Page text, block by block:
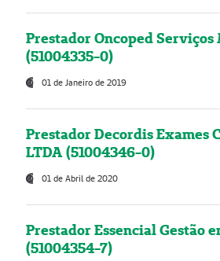
Prestador Oncoped Serviços
(51004335-0)
01 de Janeiro de 2019
Prestador Decordis Exames
LTDA (51004346-0)
01 de Abril de 2020
Prestador Essencial Gestão
(51004354-7)